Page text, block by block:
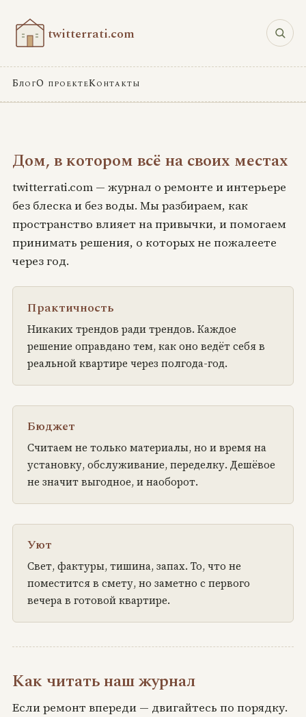
twitterrati.com
БлогО проектеКонтакты
Дом, в котором всё на своих местах
twitterrati.com — журнал о ремонте и интерьере
без блеска и без воды. Мы разбираем, как
пространство влияет на привычки, и помогаем
принимать решения, о которых не пожалеете
через год.
Практичность
Никаких трендов ради трендов. Каждое
решение оправдано тем, как оно ведёт себя в
реальной квартире через полгода-год.
Бюджет
Считаем не только материалы, но и время на
установку, обслуживание, переделку. Дешёвое
не значит выгодное, и наоборот.
Уют
Свет, фактуры, тишина, запах. То, что не
поместится в смету, но заметно с первого
вечера в готовой квартире.
Как читать наш журнал
Если ремонт впереди — двигайтесь по порядку.